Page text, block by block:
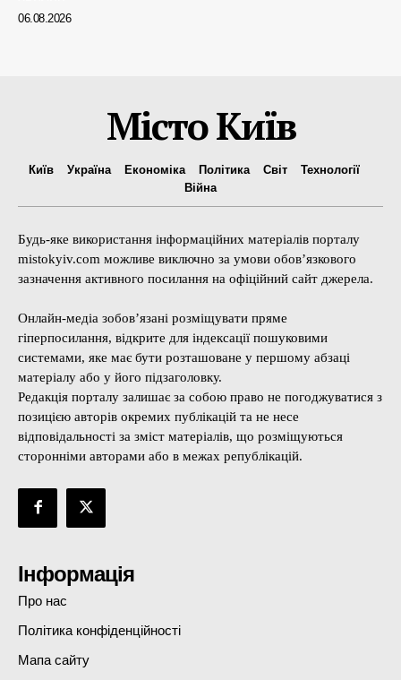
06.08.2026
Місто Київ
Київ Україна Економіка Політика Світ
Технології
Війна
Будь-яке використання інформаційних матеріалів порталу
mistokyiv.com можливе виключно за умови обов’язкового
зазначення активного посилання на офіційний сайт джерела.
Онлайн-медіа зобов’язані розміщувати пряме
гіперпосилання, відкрите для індексації пошуковими
системами, яке має бути розташоване у першому абзаці
матеріалу або у його підзаголовку.
Редакція порталу залишає за собою право не погоджуватися з
позицією авторів окремих публікацій та не несе
відповідальності за зміст матеріалів, що розміщуються
сторонніми авторами або в межах републікацій.
Інформація
Про нас
Політика конфіденційності
Мапа сайту